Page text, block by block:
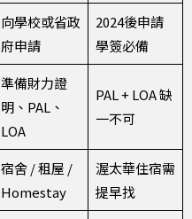
向學校或省政
府申請
2024後申請
學簽必備
準備財力證
明、PAL、
LOA
PAL + LOA 缺
一不可
宿舍 / 租屋 /
Homestay
渥太華住宿需
提早找